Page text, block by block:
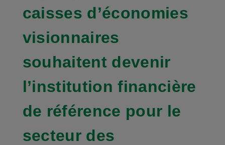
caisses d’économies
visionnaires
souhaitent devenir
l’institution financière
de référence pour le
secteur des